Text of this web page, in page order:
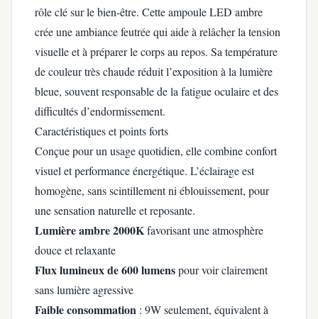
rôle clé sur le bien-être. Cette ampoule LED ambre
crée une ambiance feutrée qui aide à relâcher la tension
visuelle et à préparer le corps au repos. Sa température
de couleur très chaude réduit l’exposition à la lumière
bleue, souvent responsable de la fatigue oculaire et des
difficultés d’endormissement.
Caractéristiques et points forts
Conçue pour un usage quotidien, elle combine confort
visuel et performance énergétique. L’éclairage est
homogène, sans scintillement ni éblouissement, pour
une sensation naturelle et reposante.
Lumière ambre 2000Kfavorisant une atmosphère
douce et relaxante
Flux lumineux de 600 lumenspour voir clairement
sans lumière agressive
Faible consommation : 9W seulement, équivalent à